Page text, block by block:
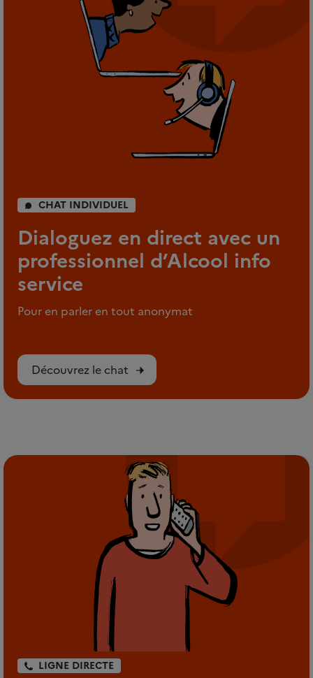
CHAT INDIVIDUEL
Dialoguez en direct avec un
professionnel d’Alcool info
service
Pour en parler en tout anonymat
Découvrez le chat
LIGNE DIRECTE